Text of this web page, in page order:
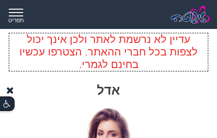
תפריט
עדיין לא נרשמת לאתר ולכן אינך יכול
לצפות בכל חברי ההאתר. הצטרפו עכשיו
בחינם לגמרי.
אדל